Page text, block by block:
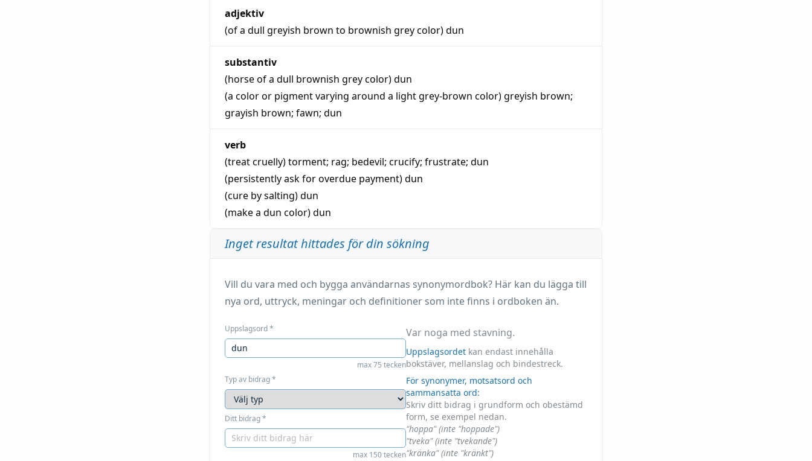
adjektiv
(of a dull greyish brown to brownish grey color)dun
substantiv
(horse of a dull brownish grey color)dun
(a color or pigment varying around a light grey-brown color)greyish brown;
grayish brown; fawn; dun
verb
(treat cruelly)torment; rag; bedevil; crucify; frustrate; dun
(persistently ask for overdue payment)dun
(cure by salting)dun
(make a dun color)dun
Inget resultat hittades för din sökning
Vill du vara med och bygga användarnas synonymordbok? Här kan du lägga till
nya ord, uttryck, meningar och definitioner som inte finns i ordboken än.
Uppslagsord*
max 75 tecken
Typ av bidrag*
Ditt bidrag*
max 150 tecken
Var noga med stavning.
Uppslagsordet kan endast innehålla
bokstäver, mellanslag och bindestreck.
För synonymer, motsatsord och
sammansatta ord:
Skriv ditt bidrag i grundform och obestämd
form, se exempel nedan.
"hoppa" (inte "hoppade")
"tveka" (inte "tvekande")
"kränka" (inte "kränkt")